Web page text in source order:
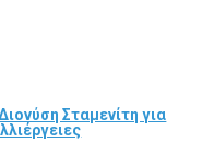
Σταμενίτη για